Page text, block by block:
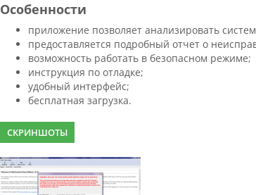
Особенности
приложение позволяет анализировать
предоставляется подробный отчет о
возможность работать в безопасном режиме;
инструкция по отладке;
удобный интерфейс;
бесплатная загрузка.
СКРИНШОТЫ